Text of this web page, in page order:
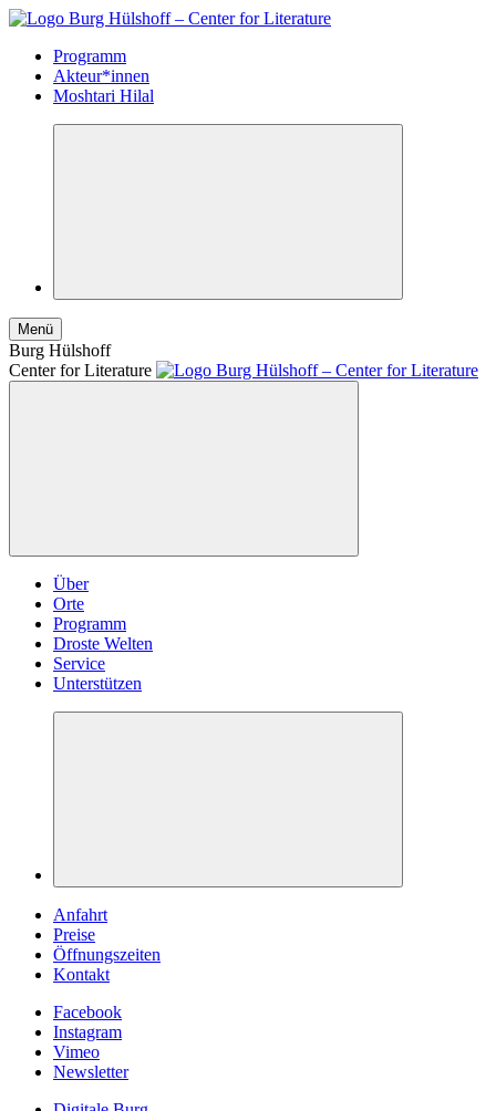
Programm
Akteur*innen
Moshtari Hilal
Menü
Burg Hülshoff
Center for Literature
Über
Orte
Programm
Droste Welten
Service
Unterstützen
Anfahrt
Preise
Öffnungszeiten
Kontakt
Facebook
Instagram
Vimeo
Newsletter